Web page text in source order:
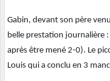
Gabin, devant son père
belle prestation journalière
après être mené 2-0). Le
Louis qui a conclu en 3